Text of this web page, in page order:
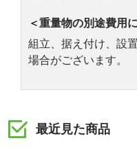
＜重量物の別途費用
組立、据え付け、設
場合がございます。
最近見た商品